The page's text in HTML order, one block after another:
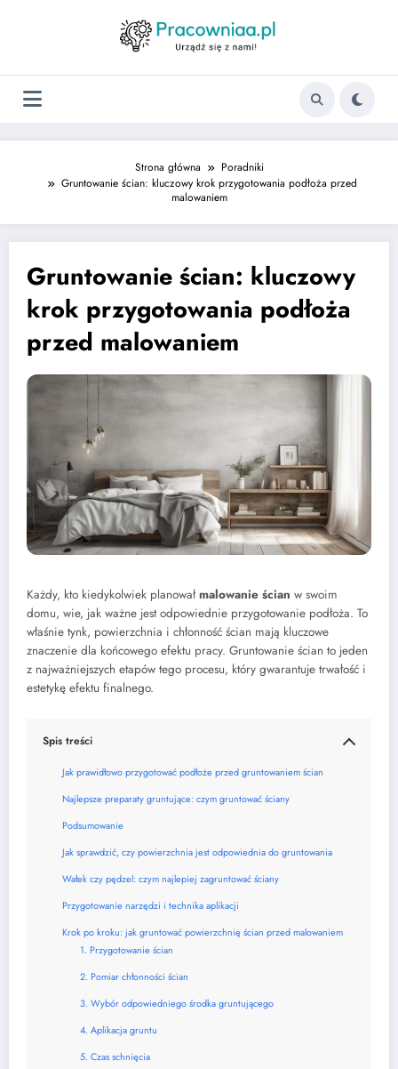
Strona główna
Poradniki
Gruntowanie ścian: kluczowy krok przygotowania podłoża przed
malowaniem
Gruntowanie ścian: kluczowy
krok przygotowania podłoża
przed malowaniem
Każdy, kto kiedykolwiek planowałmalowanie ścian w swoim
domu, wie, jak ważne jest odpowiednie przygotowanie podłoża. To
właśnie tynk, powierzchnia i chłonność ścian mają kluczowe
znaczenie dla końcowego efektu pracy. Gruntowanie ścian to jeden
z najważniejszych etapów tego procesu, który gwarantuje trwałość i
estetykę efektu finalnego.
Spis treści
Jak prawidłowo przygotować podłoże przed gruntowaniem ścian
Najlepsze preparaty gruntujące: czym gruntować ściany
Podsumowanie
Jak sprawdzić, czy powierzchnia jest odpowiednia do gruntowania
Wałek czy pędzel: czym najlepiej zagruntować ściany
Przygotowanie narzędzi i technika aplikacji
Krok po kroku: jak gruntować powierzchnię ścian przed malowaniem
1. Przygotowanie ścian
2. Pomiar chłonności ścian
3. Wybór odpowiedniego środka gruntującego
4. Aplikacja gruntu
5. Czas schnięcia